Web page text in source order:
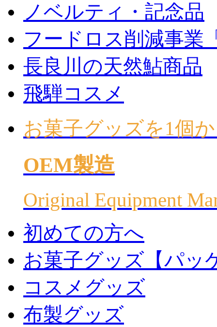
ノベルティ・記念品
フードロス削減事業
長良川の天然鮎商品
飛騨コスメ
お菓子グッズを1個
OEM製造
Original Equipment
初めての方へ
お菓子グッズ【パッ
コスメグッズ
布製グッズ